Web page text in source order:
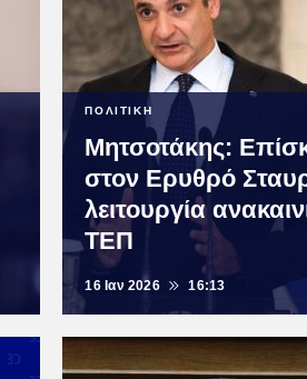
ΠΟΛΙΤΙΚΗ
Μητσοτάκης:
στον Ερυθρό
λειτουργία
ΤΕΠ
16 Ιαν 2026 16:13